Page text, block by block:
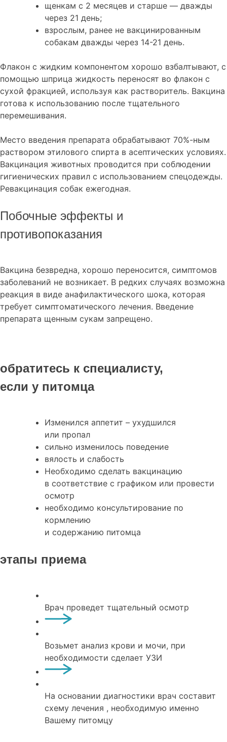
щенкам с 2 месяцев и старше — дважды
через 21 день;
взрослым, ранее не вакцинированным
собакам дважды через 14-21 день.
Флакон с жидким компонентом хорошо взбалтывают, с
помощью шприца жидкость переносят во флакон с
сухой фракцией, используя как растворитель. Вакцина
готова к использованию после тщательного
перемешивания.
Место введения препарата обрабатывают 70%-ным
раствором этилового спирта в асептических условиях.
Вакцинация животных проводится при соблюдении
гигиенических правил с использованием спецодежды.
Ревакцинация собак ежегодная.
Побочные эффекты и
противопоказания
Вакцина безвредна, хорошо переносится, симптомов
заболеваний не возникает. В редких случаях возможна
реакция в виде анафилактического шока, которая
требует симптоматического лечения. Введение
препарата щенным сукам запрещено.
обратитесь к специалисту,
если у питомца
Изменился аппетит – ухудшился
или пропал
сильно изменилось поведение
вялость и слабость
Необходимо сделать вакцинацию
в соответствие с графиком или провести
осмотр
необходимо консультирование по
кормлению
и содержанию питомца
этапы приема
Врач проведет тщательный осмотр
Возьмет анализ крови и мочи, при
необходимости сделает УЗИ
На основании диагностики врач составит
схему лечения , необходимую именно
Вашему питомцу